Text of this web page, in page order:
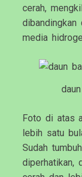
cerah,
dibandingkan
media
Foto di atas
lebih satu
Sudah
diperhatikan,